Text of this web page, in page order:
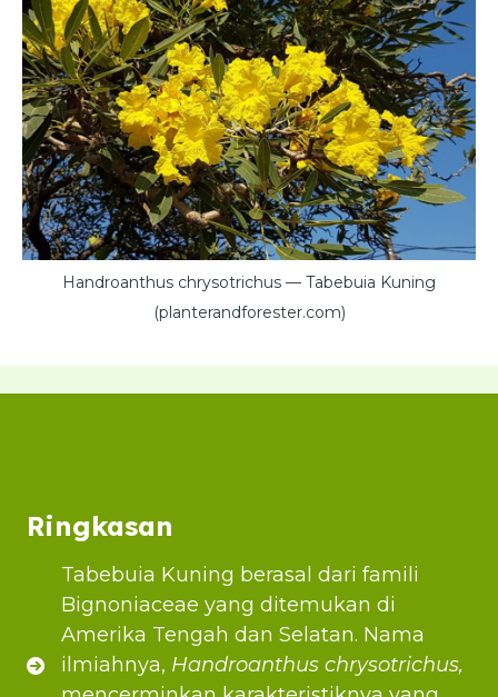
Handroanthus chrysotrichus — Tabebuia Kuning
(planterandforester.com)
Ringkasan
Tabebuia Kuning berasal dari famili
Bignoniaceae yang ditemukan di
Amerika Tengah dan Selatan. Nama
ilmiahnya, Handroanthus chrysotrichus,